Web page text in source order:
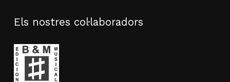
Els nostres col·laboradors